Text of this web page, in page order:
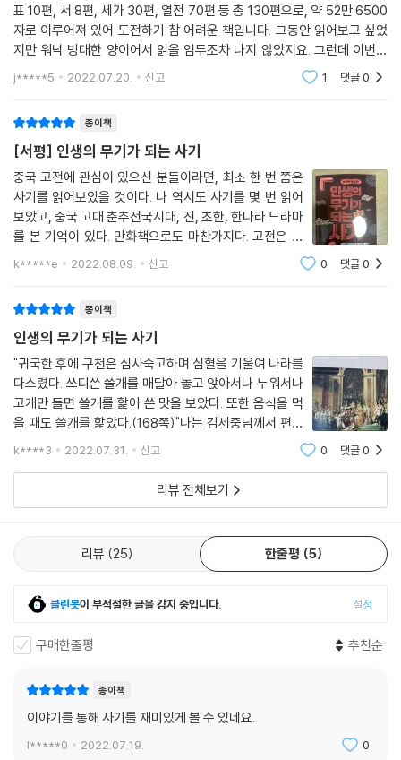
역사는 과거의 일이지만 생명력을 잃지 않고 끊임없이 재해석되고 기록된
다. 많은 고전들과 역사서가 그것을 증명한다. 사마천 역시 책임감을 갖고
중국의 역사를 최대한 구현하기 위해 『사기』를 썼고 후대에 읽혀지면서 중
국의 역사는 생명력을 갖고 흘렀다.『사기』는 52만여 자로 쓰여 평생 읽어
사서로 손꼽히는 『사기』읽기를 가능하게 하는 여러 방법 중 하나는 명언으
로 만나는 방법이다. 명언은 짧은 구절 안에 텍스트의 주제, 표현, 철학이
함축적으로 들어 있으며 특히 『사기』의 경우 속담과 격언 고사성어들이 빈
번하게 등장한다. 이에 짧은 시간 안에 엄선한 명언을 넣어 중국 최고의 역
사서의 정수를 이해할 수 있도록 구성했다.
명언의 유래와 이야기, 명언의 역사적 사례’ 등으로 구성해 명언으로 텍스
은 더 쉽고 이해하기 좋은 말로 설명을 덧붙였다. 그래서 원문의 뜻을 정확
히 알고, 동시에 명언과 관련된 배경 지식을 습득함으로써 명언을 한층 더
깊이 이해할 수 있다. ‘명언 이야기’에서는 명언과 관련한 배경과 자세한 이
야기를 들려준다. 이 부분에서는 명언 뒤에 숨겨진 역사적 배경 속으로 독
자를 안내해 명언의 의미를 생생하게 이해할 수 있도록 도와준다. ‘명언의
역사적 사례’에서는 셀 수 없을 만큼 많은 고전 사서 중에서 가장 적합한 이
야기를 선정해 명언을 보다 생동감 있게 표현했다.
표 10편, 서 8편, 세가 30편, 열전 70편 등 총 130편으로, 약 52만 6500
자로 이루어져 있어 도전하기 참 어려운 책입니다. 그동안 읽어보고 싶었
지만 워낙 방대한 양이어서 읽을 엄두조차 나지 않았지요. 그런데 이번에
스타북스에서 나온 ＜인생의 무기가 되는 사기＞는 77편의 명구를 엄선
하여 그 의미와 역사적
j*****5 2022.07.20. 신고 1 댓글0
종이책
[서평] 인생의 무기가 되는 사기
중국 고전에 관심이 있으신 분들이라면, 최소 한 번 쯤은
사기를 읽어보았을 것이다. 나 역시도 사기를 몇 번 읽어
보았고, 중국 고대 춘추전국시대, 진, 초한, 한나라 드라마
를 본 기억이 있다. 만화책으로도 마찬가지다. 고전은 고
전 그 자체만으로 그만큼 영향력과 파급력이 상당하다는
k*****e 2022.08.09. 신고 0 댓글0
종이책
인생의 무기가 되는 사기
"귀국한 후에 구천은 심사숙고하며 심혈을 기울여 나라를
다스렸다. 쓰디쓴 쓸개를 매달아 놓고 앉아서나 누워서나
고개만 들면 쓸개를 핥아 쓴 맛을 보았다. 또한 음식을 먹
을 때도 쓸개를 핥았다.(168쪽)"나는 김세중님께서 편저
하시고 ＜스타북스＞에서 출간하신 이책? ＜인생의 무
신상담...윗글은 월왕 구천이 오왕 부처에게
k****3 2022.07.31. 신고 0 댓글0
리뷰 전체보기
리뷰 25 한줄평 5
클린봇이 부적절한 글을 감지 중입니다. 설정
구매한줄평 추천순
종이책
이야기를 통해 사기를 재미있게 볼 수 있네요.
l*****0 2022.07.19. 0